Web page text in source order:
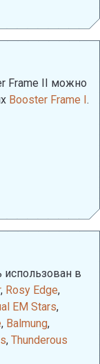
Frame II можно
Booster Frame I.
в
, Rosy Edge,
EM Stars,
, Balmung,
, Thunderous